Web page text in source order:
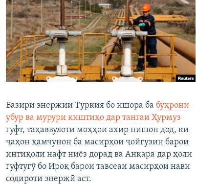
Вазири энержии Туркия бо ишора ба бӯҳрони
убур ва мурури киштиҳо дар тангаи Ҳурмуз
гуфт, таҳаввулоти моҳҳои ахир нишон дод, ки
ҷаҳон ҳамчунон ба масирҳои ҷойгузин барои
интиқоли нафт ниёз дорад ва Анқара дар ҳоли
гуфтугӯ бо Ироқ барои тавсеаи масирҳои нави
содироти энержӣ аст.